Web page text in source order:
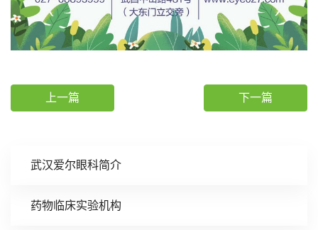
武汉爱尔眼科简介
药物临床实验机构
上一篇 下一篇